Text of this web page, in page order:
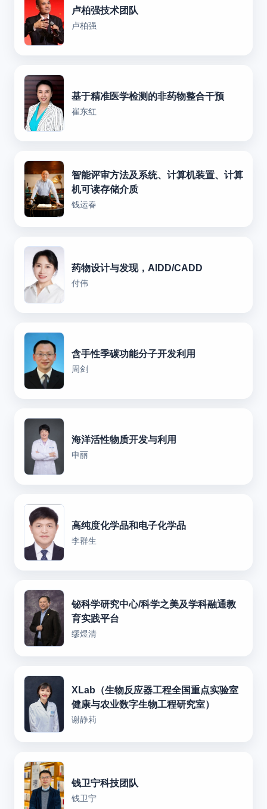
卢柏强技术团队
卢柏强
基于精准医学检测的非药物整合干预
崔东红
智能评审方法及系统、计算机装置、计算
机可读存储介质
钱运春
药物设计与发现，AIDD/CADD
付伟
含手性季碳功能分子开发利用
周剑
海洋活性物质开发与利用
申丽
高纯度化学品和电子化学品
李群生
铋科学研究中心/科学之美及学科融通教
育实践平台
缪煜清
XLab（生物反应器工程全国重点实验室
健康与农业数字生物工程研究室）
谢静莉
钱卫宁科技团队
钱卫宁